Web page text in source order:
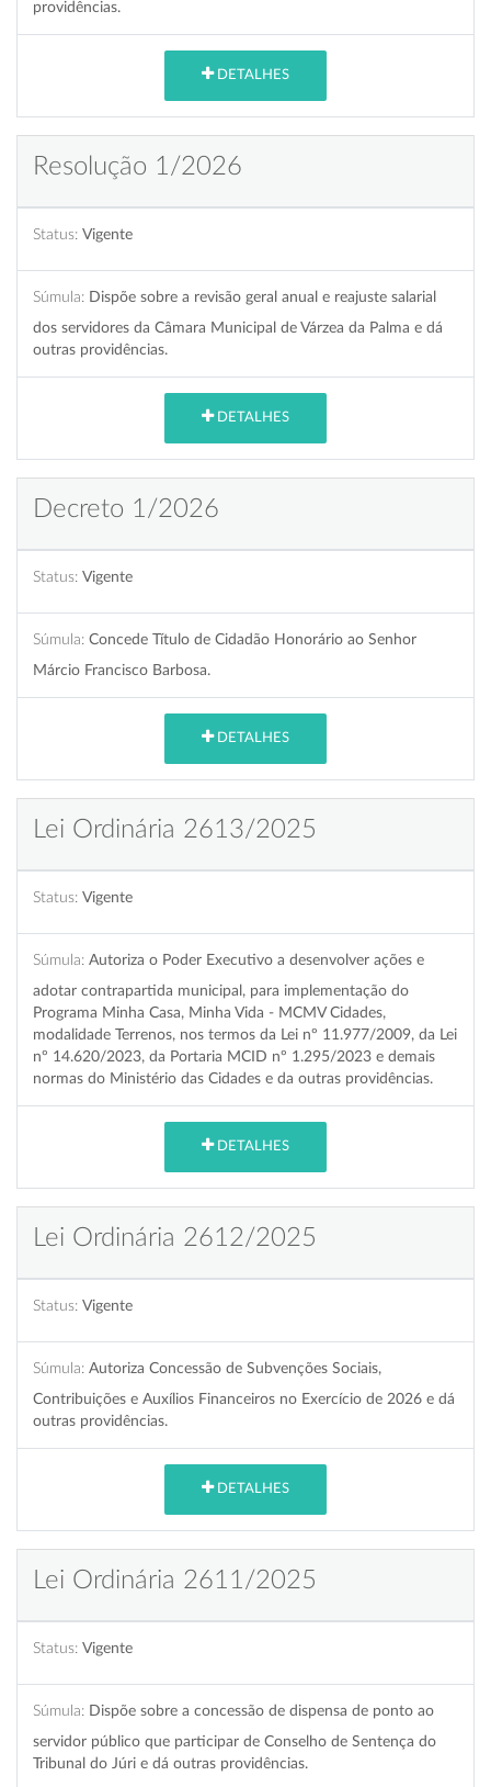
providências.
DETALHES
Resolução 1/2026
Status: Vigente
Súmula: Dispõe sobre a revisão geral anual e reajuste salarial
dos servidores da Câmara Municipal de Várzea da Palma e dá
outras providências.
DETALHES
Decreto 1/2026
Status: Vigente
Súmula: Concede Título de Cidadão Honorário ao Senhor
Márcio Francisco Barbosa.
DETALHES
Lei Ordinária 2613/2025
Status: Vigente
Súmula: Autoriza o Poder Executivo a desenvolver ações e
adotar contrapartida municipal, para implementação do
Programa Minha Casa, Minha Vida - MCMV Cidades,
modalidade Terrenos, nos termos da Lei nº 11.977/2009, da Lei
nº 14.620/2023, da Portaria MCID nº 1.295/2023 e demais
normas do Ministério das Cidades e da outras providências.
DETALHES
Lei Ordinária 2612/2025
Status: Vigente
Súmula: Autoriza Concessão de Subvenções Sociais,
Contribuições e Auxílios Financeiros no Exercício de 2026 e dá
outras providências.
DETALHES
Lei Ordinária 2611/2025
Status: Vigente
Súmula: Dispõe sobre a concessão de dispensa de ponto ao
servidor público que participar de Conselho de Sentença do
Tribunal do Júri e dá outras providências.